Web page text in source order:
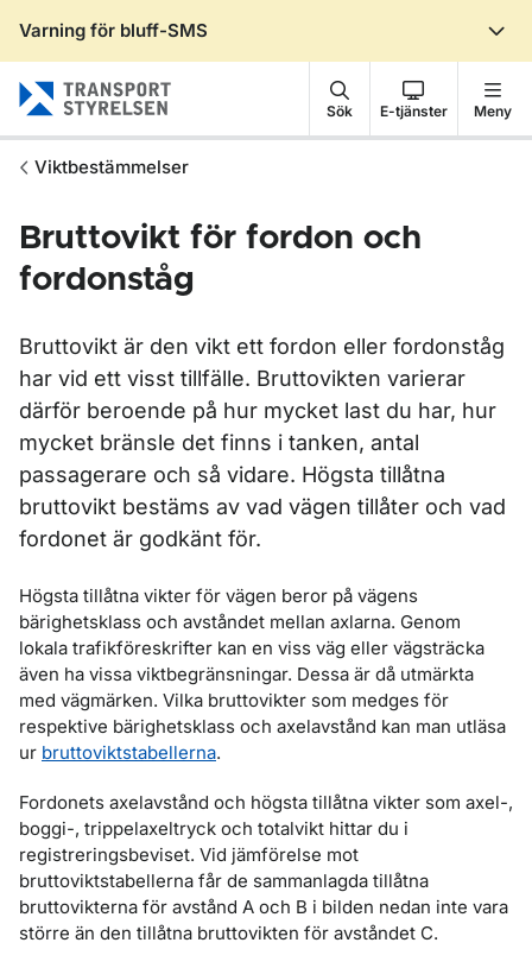
Varning för bluff-SMS
Sök E-tjänster Meny
Viktbestämmelser
Bruttovikt för fordon och
fordonståg
Bruttovikt är den vikt ett fordon eller fordonståg
har vid ett visst tillfälle. Bruttovikten varierar
därför beroende på hur mycket last du har, hur
mycket bränsle det finns i tanken, antal
passagerare och så vidare. Högsta tillåtna
bruttovikt bestäms av vad vägen tillåter och vad
fordonet är godkänt för.
Högsta tillåtna vikter för vägen beror på vägens
bärighetsklass och avståndet mellan axlarna. Genom
lokala trafikföreskrifter kan en viss väg eller vägsträcka
även ha vissa viktbegränsningar. Dessa är då utmärkta
med vägmärken. Vilka bruttovikter som medges för
respektive bärighetsklass och axelavstånd kan man utläsa
ur bruttoviktstabellerna.
Fordonets axelavstånd och högsta tillåtna vikter som axel-,
boggi-, trippelaxeltryck och totalvikt hittar du i
registreringsbeviset. Vid jämförelse mot
bruttoviktstabellerna får de sammanlagda tillåtna
bruttovikterna för avstånd A och B i bilden nedan inte vara
större än den tillåtna bruttovikten för avståndet C.